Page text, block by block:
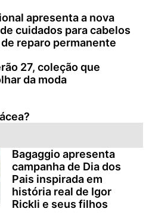
apresenta a nova
cuidados para cabelos
reparo permanente
27, coleção que
da moda
Bagaggio apresenta
campanha de Dia dos
Pais inspirada em
história real de Igor
Rickli e seus filhos